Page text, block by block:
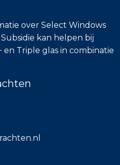
over Select Windows
kan helpen bij
en Triple glas in combinatie